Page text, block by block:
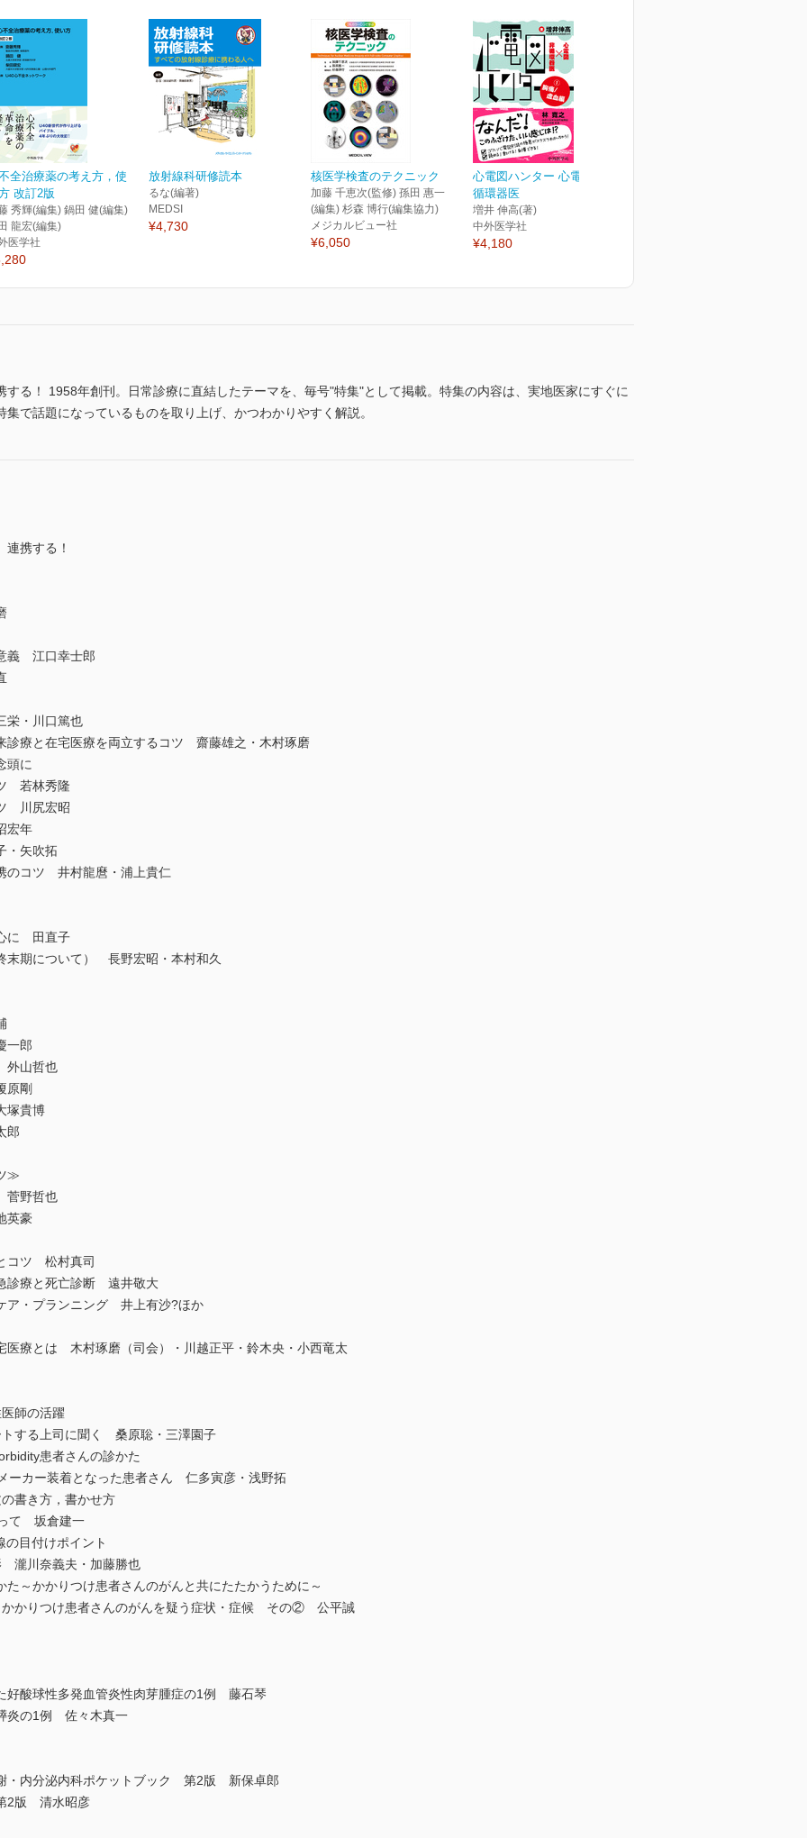
全治療薬の考え方，使
改訂2版
秀輝(編集) 鍋田 健(編集)
龍宏(編集)
医学社
放射線科研修読本
るな(編著)
MEDSI
¥4,730
核医学検査のテクニック
加藤 千恵次(監修) 孫田 惠一
(編集) 杉森 博行(編集協力)
メジカルビュー社
¥6,050
心電図ハンター 心電図×非
循環器医
増井 伸高(著)
中外医学社
¥4,180
する！ 1958年創刊。日常診療に直結したテーマを、毎号"特集"として掲載。特集の内容は、実地医家にすぐに
で話題になっているものを取り上げ、かつわかりやすく解説。
携する！
義 江口幸士郎
・川口篤也
療と在宅医療を両立するコツ 齋藤雄之・木村琢磨
頭に
若林秀隆
川尻宏昭
宏年
矢吹拓
のコツ 井村龍麿・浦上貴仁
に 田直子
期について） 長野宏昭・本村和久
一郎
山哲也
剛
塚貴博
郎
≫
野哲也
英豪
コツ 松村真司
診療と死亡診断 遠井敬大
・プランニング 井上有沙?ほか
療とは 木村琢磨（司会）・川越正平・鈴木央・小西竜太
師の活躍
する上司に聞く 桑原聡・三澤園子
患者さんの診かた
カー装着となった患者さん 仁多寅彦・浅野拓
書き方，書かせ方
て 坂倉建一
の目付けポイント
瀧川奈義夫・加藤勝也
～かかりつけ患者さんのがんと共にたたかうために～
かりつけ患者さんのがんを疑う症状・症候 その② 公平誠
酸球性多発血管炎性肉芽腫症の1例 藤石琴
炎の1例 佐々木真一
・内分泌内科ポケットブック 第2版 新保卓郎
2版 清水昭彦